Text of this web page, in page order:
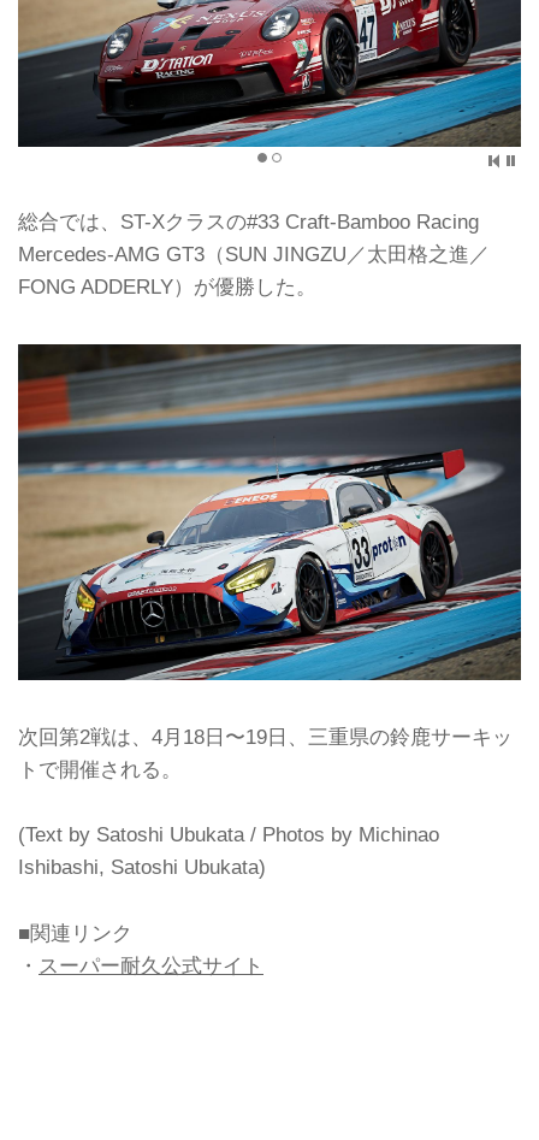
総合では、ST-Xクラスの#33 Craft-Bamboo Racing
Mercedes-AMG GT3（SUN JINGZU／太田格之進／
FONG ADDERLY）が優勝した。
次回第2戦は、4月18日〜19日、三重県の鈴鹿サーキッ
トで開催される。
(Text by Satoshi Ubukata / Photos by Michinao
Ishibashi, Satoshi Ubukata)
■関連リンク
・ スーパー耐久公式サイト